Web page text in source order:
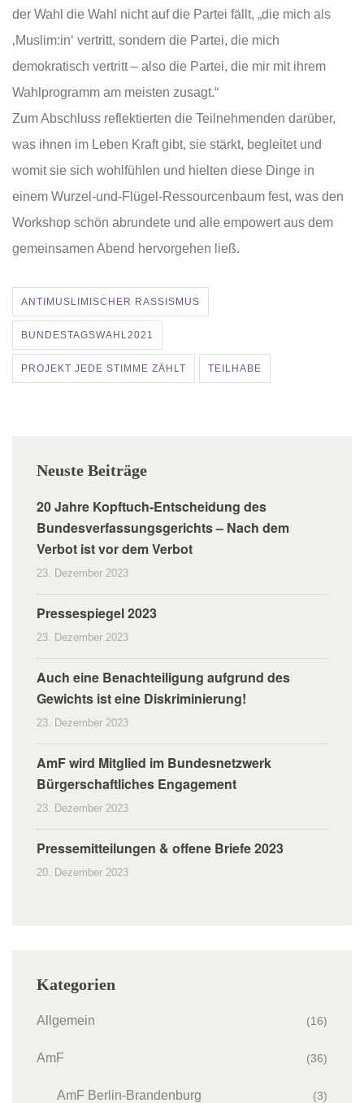
der Wahl die Wahl nicht auf die Partei fällt, „die mich als
‚Muslim:in‘ vertritt, sondern die Partei, die mich
demokratisch vertritt – also die Partei, die mir mit ihrem
Wahlprogramm am meisten zusagt.“
Zum Abschluss reflektierten die Teilnehmenden darüber,
was ihnen im Leben Kraft gibt, sie stärkt, begleitet und
womit sie sich wohlfühlen und hielten diese Dinge in
einem Wurzel-und-Flügel-Ressourcenbaum fest, was den
Workshop schön abrundete und alle empowert aus dem
gemeinsamen Abend hervorgehen ließ.
ANTIMUSLIMISCHER RASSISMUS
BUNDESTAGSWAHL2021
PROJEKT JEDE STIMME ZÄHLT TEILHABE
Neuste Beiträge
20 Jahre Kopftuch-Entscheidung des
Bundesverfassungsgerichts – Nach dem
Verbot ist vor dem Verbot
23. Dezember 2023
Pressespiegel 2023
23. Dezember 2023
Auch eine Benachteiligung aufgrund des
Gewichts ist eine Diskriminierung!
23. Dezember 2023
AmF wird Mitglied im Bundesnetzwerk
Bürgerschaftliches Engagement
23. Dezember 2023
Pressemitteilungen & offene Briefe 2023
20. Dezember 2023
Kategorien
Allgemein (16)
AmF (36)
AmF Berlin-Brandenburg (3)